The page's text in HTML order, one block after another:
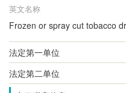
英文名称
Frozen or spray cut tobacco
法定第一单位
法定第二单位